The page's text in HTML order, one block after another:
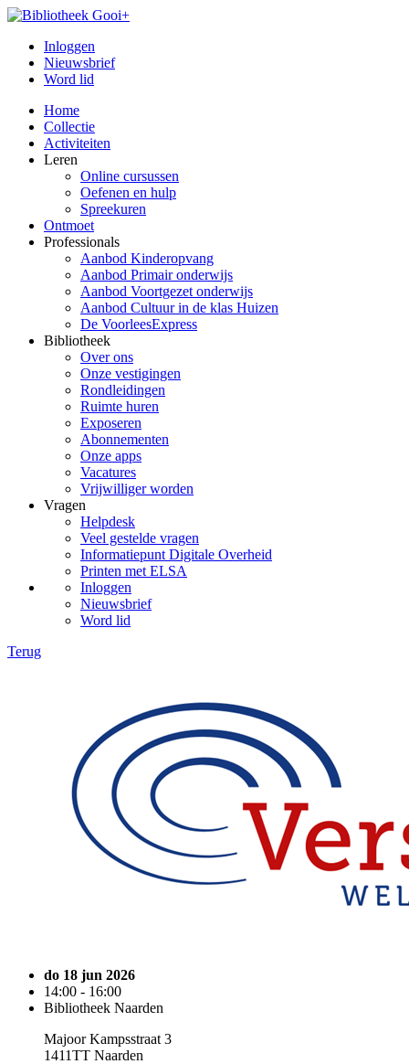
Inloggen
Nieuwsbrief
Word lid
Home
Collectie
Activiteiten
Leren
Online cursussen
Oefenen en hulp
Spreekuren
Ontmoet
Professionals
Aanbod Kinderopvang
Aanbod Primair onderwijs
Aanbod Voortgezet onderwijs
Aanbod Cultuur in de klas Huizen
De VoorleesExpress
Bibliotheek
Over ons
Onze vestigingen
Rondleidingen
Ruimte huren
Exposeren
Abonnementen
Onze apps
Vacatures
Vrijwilliger worden
Vragen
Helpdesk
Veel gestelde vragen
Informatiepunt Digitale Overheid
Printen met ELSA
Inloggen
Nieuwsbrief
Word lid
Terug
do 18 jun 2026
14:00 - 16:00
Bibliotheek Naarden
Majoor Kampsstraat 3
1411TT Naarden